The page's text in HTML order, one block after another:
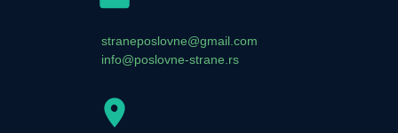
straneposlovne@gmail.com
info@poslovne-strane.rs